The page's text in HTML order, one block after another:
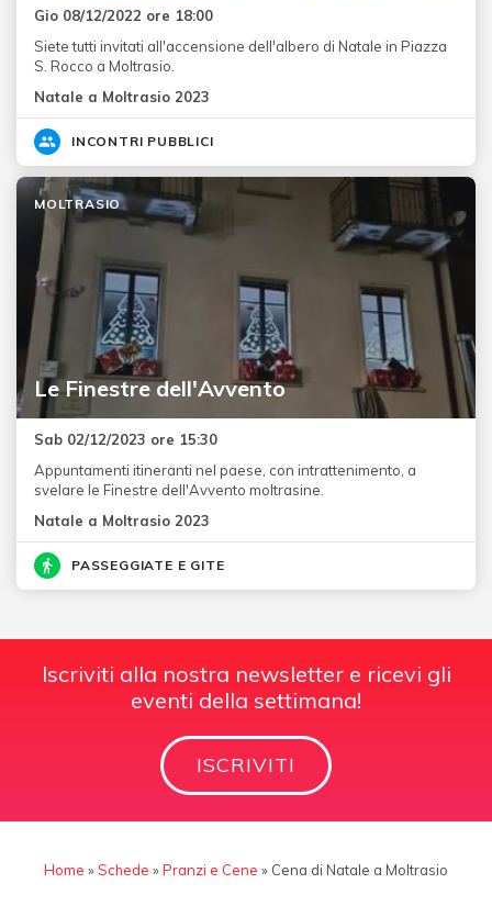
Gio 08/12/2022 ore 18:00
Siete tutti invitati all'accensione dell'albero di Natale in Piazza
S. Rocco a Moltrasio.
Natale a Moltrasio 2023
INCONTRI PUBBLICI
Le Finestre dell'Avvento
MOLTRASIO
Sab 02/12/2023 ore 15:30
Appuntamenti itineranti nel paese, con intrattenimento, a
svelare le Finestre dell'Avvento moltrasine.
Natale a Moltrasio 2023
PASSEGGIATE E GITE
Iscriviti alla nostra newsletter e ricevi gli
eventi della settimana!
ISCRIVITI
Home »Schede »Pranzi e Cene » Cena di Natale a Moltrasio